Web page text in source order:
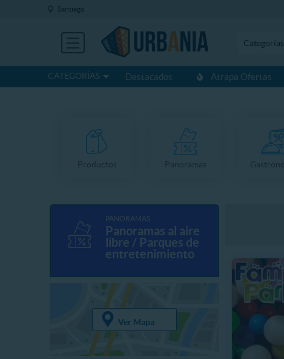
Santiago
CATEGORÍAS
Categorías
Destacados Atrapa Ofertas
PANORAMAS
Panoramas al aire
libre / Parques de
entretenimiento
Ver Mapa